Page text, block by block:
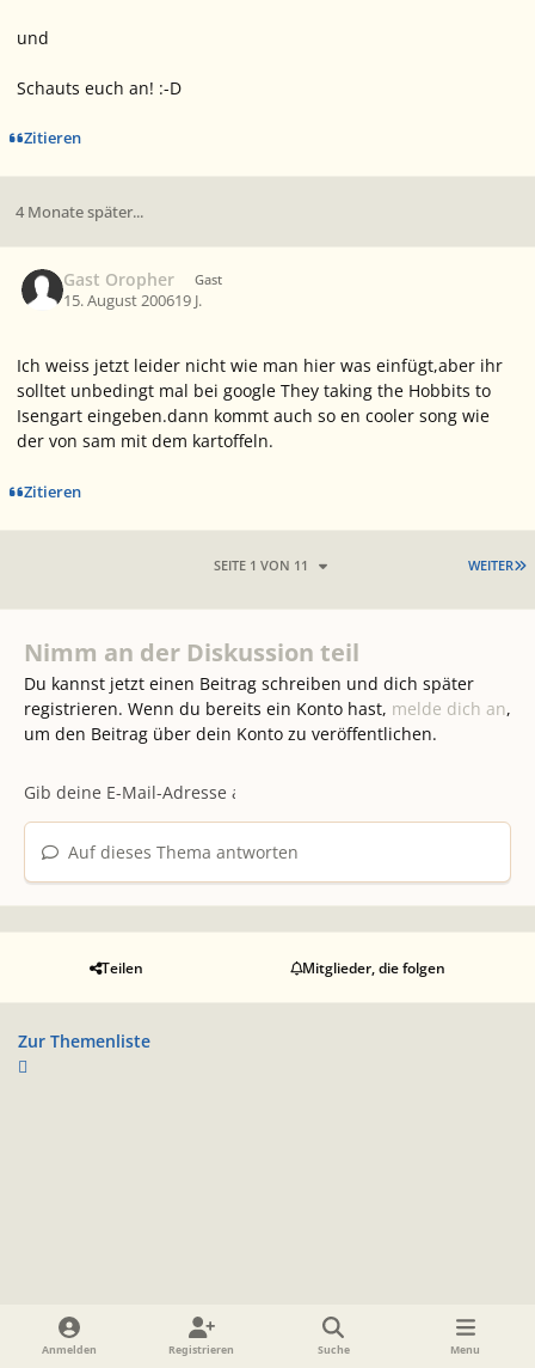
und
Schauts euch an! :-D
Zitieren
4 Monate später...
Gast Oropher Gast
15. August 200619 J.
Ich weiss jetzt leider nicht wie man hier was einfügt,aber ihr
solltet unbedingt mal bei google They taking the Hobbits to
Isengart eingeben.dann kommt auch so en cooler song wie
der von sam mit dem kartoffeln.
Zitieren
WEITER
SEITE 1 VON 11
Nimm an der Diskussion teil
Du kannst jetzt einen Beitrag schreiben und dich später
registrieren. Wenn du bereits ein Konto hast, melde dich an,
um den Beitrag über dein Konto zu veröffentlichen.
Auf dieses Thema antworten
Teilen Mitglieder, die folgen
Zur Themenliste
Heller Modus
Dunkler ModusSystemeinstellung
Anmelden Registrieren Suche Menu